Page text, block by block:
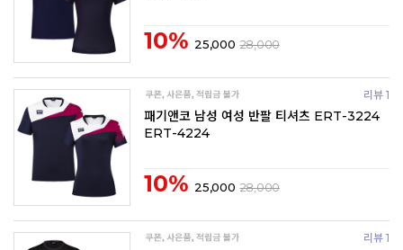
10% 25,000 28,000
리뷰 1
패기앤코 남성 여성 반팔 티셔츠 ERT-3224
ERT-4224
10% 25,000 28,000
리뷰 1